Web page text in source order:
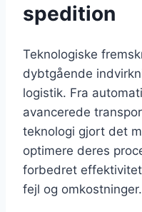
spedition
Teknologiske
dybtgående
logistik. Fra
avancerede
teknologi gjort det
optimere deres
forbedret
fejl og omkostninger.